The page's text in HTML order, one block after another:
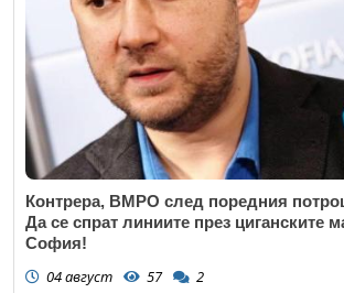
Контрера, ВМРО след поредния
Да се спрат линиите през циганските
София!
04 август 57 2